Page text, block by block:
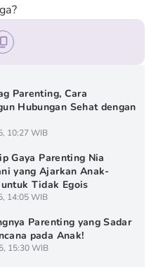
Parenting, Cara
Hubungan Sehat dengan
10:27 WIB
Gaya Parenting Nia
yang Ajarkan Anak-
Tidak Egois
14:05 WIB
Parenting yang Sadar
pada Anak!
15:30 WIB